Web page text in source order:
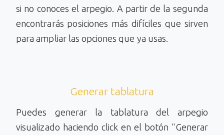
si no conoces el arpegio. A partir de la segunda
encontrarás posiciones más difíciles que sirven
para ampliar las opciones que ya usas.
Generar tablatura
Puedes generar la tablatura del arpegio
visualizado haciendo click en el botón "Generar